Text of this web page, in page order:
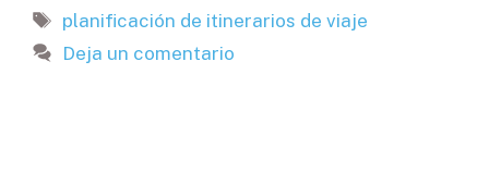
Etiquetas
planificación de itinerarios de viaje
Deja un comentario